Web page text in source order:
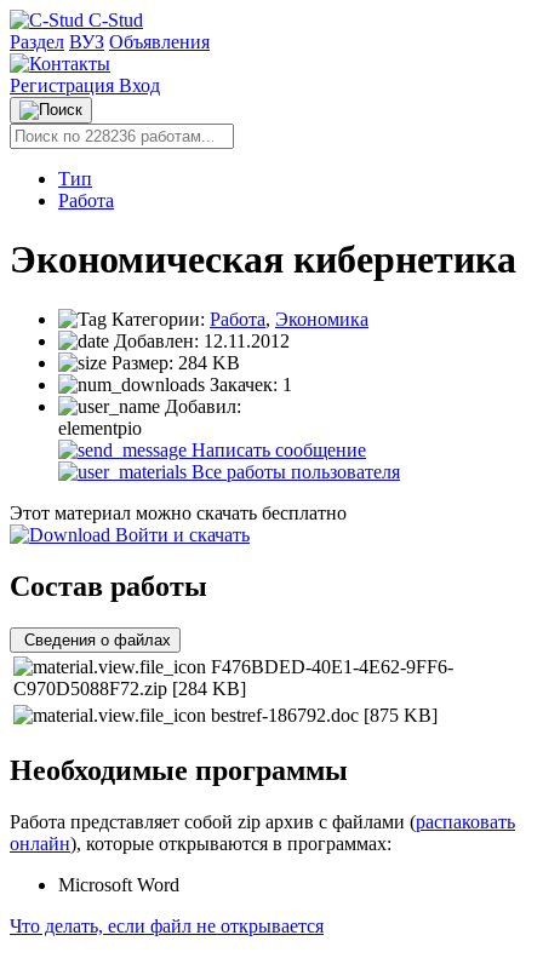
C-Stud
Раздел ВУЗ Объявления
Регистрация Вход
Тип
Работа
Экономическая кибернетика
Категории: Работа, Экономика
Добавлен: 12.11.2012
Размер: 284 KB
Закачек: 1
Добавил:
elementpio
Написать сообщение
Все работы пользователя
Этот материал можно скачать бесплатно
Войти и скачать
Состав работы
Сведения о файлах
F476BDED-40E1-4E62-9FF6-
C970D5088F72.zip [284 KB]
bestref-186792.doc [875 KB]
Необходимые программы
Работа представляет собой zip архив с файлами (распаковать
онлайн), которые открываются в программах:
Microsoft Word
Что делать, если файл не открывается